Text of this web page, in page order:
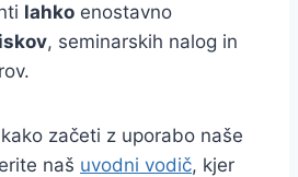
lahko enostavno
, seminarskih nalog in
začeti z uporabo naše
naš uvodni vodič, kjer